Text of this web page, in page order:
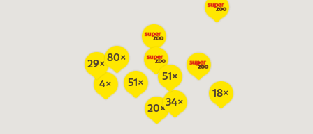
80×
29×
51×
51×
4×
34×
18×
20×